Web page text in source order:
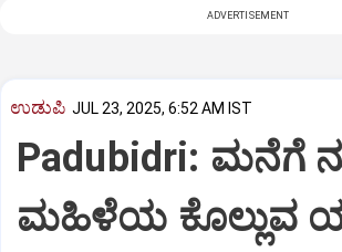
ADVERTISEMENT
ಉಡುಪಿ JUL 23, 2025, 6:52 AM IST
Padubidri: ಮನೆಗೆ
ಮಹಿಳೆಯ ಕೊಲ್ಲುವ